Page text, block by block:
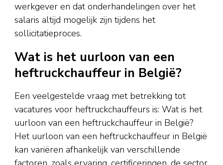
werkgever en dat onderhandelingen over het
salaris altijd mogelijk zijn tijdens het
sollicitatieproces.
Wat is het uurloon van een
heftruckchauffeur in België?
Een veelgestelde vraag met betrekking tot
vacatures voor heftruckchauffeurs is: Wat is het
uurloon van een heftruckchauffeur in België?
Het uurloon van een heftruckchauffeur in België
kan variëren afhankelijk van verschillende